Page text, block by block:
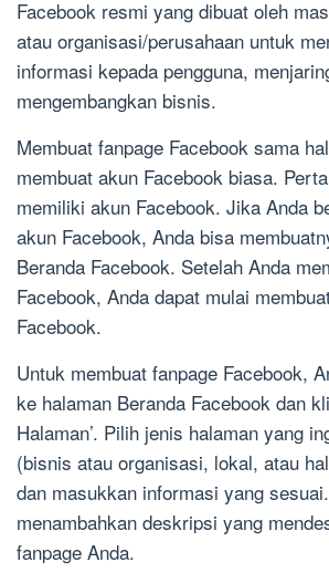
Facebook resmi yang dibuat oleh
atau organisasi/perusahaan untuk
informasi kepada pengguna,
mengembangkan bisnis.
Membuat fanpage Facebook sama
membuat akun Facebook biasa.
memiliki akun Facebook. Jika Anda
akun Facebook, Anda bisa
Beranda Facebook. Setelah Anda
Facebook, Anda dapat mulai
Facebook.
Untuk membuat fanpage Facebook,
ke halaman Beranda Facebook dan
Halaman’. Pilih jenis halaman yang
(bisnis atau organisasi, lokal, atau
dan masukkan informasi yang
menambahkan deskripsi yang
fanpage Anda.